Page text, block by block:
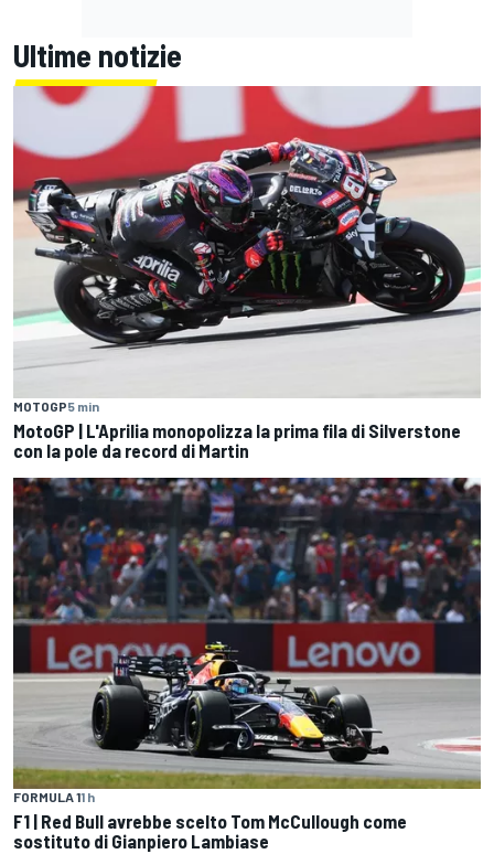
Ultime notizie
MOTOGP5 min
MotoGP | L'Aprilia monopolizza la prima fila di Silverstone
con la pole da record di Martin
FORMULA 11 h
F1 | Red Bull avrebbe scelto Tom McCullough come
sostituto di Gianpiero Lambiase